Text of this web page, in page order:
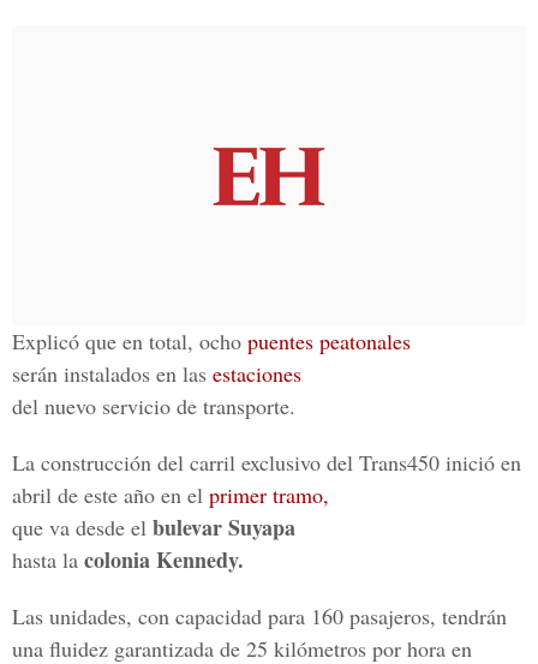
Explicó que en total, ocho puentes peatonales
serán instalados en las estaciones
del nuevo servicio de transporte.
La construcción del carril exclusivo del Trans450 inició en
abril de este año en el primer tramo,
que va desde el bulevar Suyapa
hasta la colonia Kennedy.
Las unidades, con capacidad para 160 pasajeros, tendrán
una fluidez garantizada de 25 kilómetros por hora en